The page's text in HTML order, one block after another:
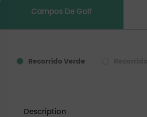
Campos De Golf
Recorrido Verde
Description